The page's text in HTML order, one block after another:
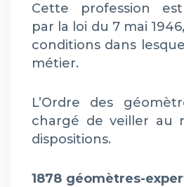
Cette profession
par la loi du 7 mai
conditions dans
métier.
L’Ordre des
chargé de veiller au
dispositions.
1878 géomètres-